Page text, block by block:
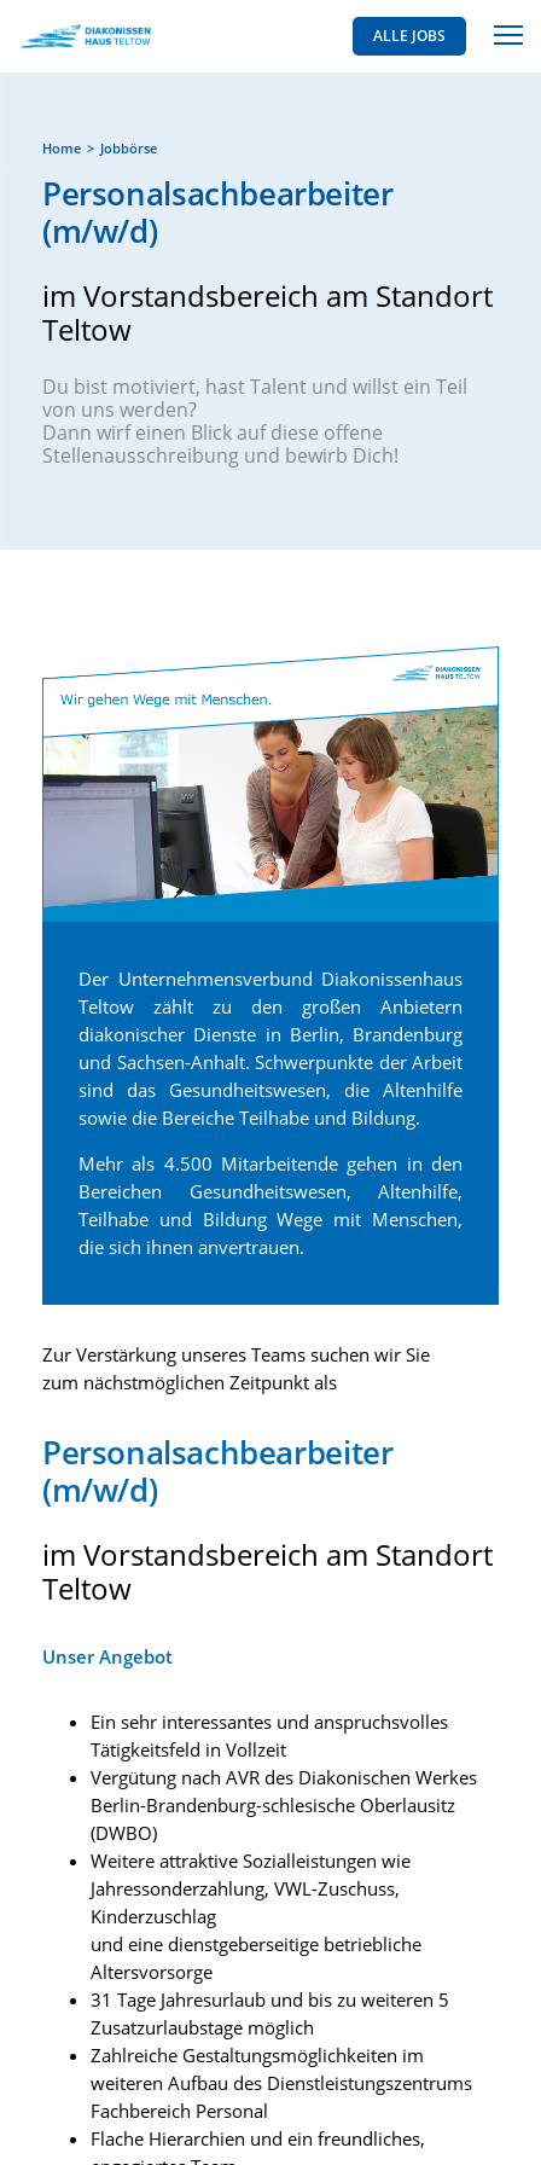
ALLE JOBS
Home Jobbörse
Personalsachbearbeiter
(m/w/d)
im Vorstandsbereich am Standort
Teltow
Du bist motiviert, hast Talent und willst ein Teil
von uns werden?
Dann wirf einen Blick auf diese offene
Stellenausschreibung und bewirb Dich!
Der Unternehmensverbund Diakonissenhaus
Teltow zählt zu den großen Anbietern
diakonischer Dienste in Berlin, Brandenburg
und Sachsen-Anhalt. Schwerpunkte der Arbeit
sind das Gesundheitswesen, die Altenhilfe
sowie die Bereiche Teilhabe und Bildung.
Mehr als 4.500 Mitarbeitende gehen in den
Bereichen Gesundheitswesen, Altenhilfe,
Teilhabe und Bildung Wege mit Menschen,
die sich ihnen anvertrauen.
Zur Verstärkung unseres Teams suchen wir Sie
zum nächstmöglichen Zeitpunkt als
Personalsachbearbeiter
(m/w/d)
im Vorstandsbereich am Standort
Teltow
Unser Angebot
Ein sehr interessantes und anspruchsvolles
Tätigkeitsfeld in Vollzeit
Vergütung nach AVR des Diakonischen Werkes
Berlin-Brandenburg-schlesische Oberlausitz
(DWBO)
Weitere attraktive Sozialleistungen wie
Jahressonderzahlung, VWL-Zuschuss,
Kinderzuschlag
und eine dienstgeberseitige betriebliche
Altersvorsorge
31 Tage Jahresurlaub und bis zu weiteren 5
Zusatzurlaubstage möglich
Zahlreiche Gestaltungsmöglichkeiten im
weiteren Aufbau des Dienstleistungszentrums
Fachbereich Personal
Flache Hierarchien und ein freundliches,